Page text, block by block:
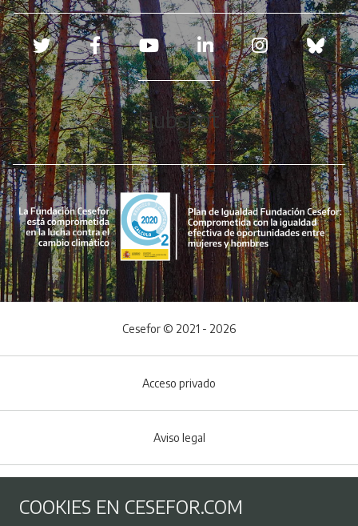
Redes sociales
Hubspot
Cesefor © 2021 - 2026
Acceso privado
Aviso legal
COOKIES EN CESEFOR.COM